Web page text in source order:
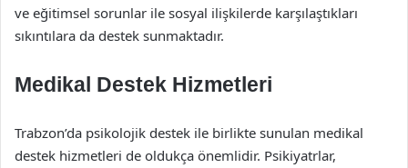
ve eğitimsel sorunlar ile sosyal ilişkilerde karşılaştıkları
sıkıntılara da destek sunmaktadır.
Medikal Destek Hizmetleri
Trabzon’da psikolojik destek ile birlikte sunulan medikal
destek hizmetleri de oldukça önemlidir. Psikiyatrlar,